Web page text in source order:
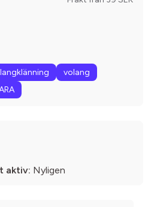
volang
aktiv: Nyligen